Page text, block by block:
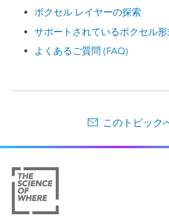
ボクセル レイヤーの探索
サポートされているボクセル
よくあるご質問 (FAQ)
このトピック